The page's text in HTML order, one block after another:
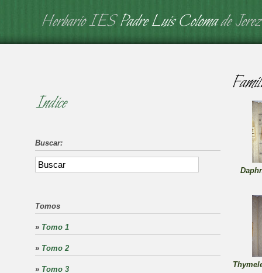
Herbario IES Padre Luis Colomade Jerez
Indice
Buscar:
Tomos
» Tomo 1
» Tomo 2
» Tomo 3